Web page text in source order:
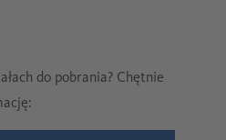
do pobrania? Chętnie